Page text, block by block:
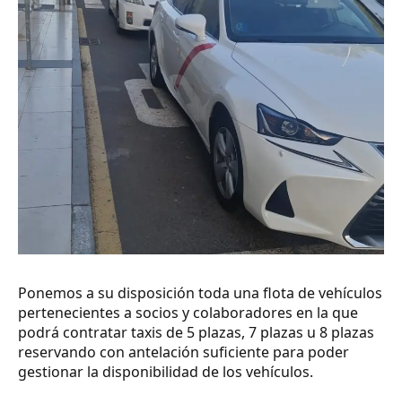
Ponemos a su disposición toda una flota de vehículos
pertenecientes a socios y colaboradores en la que
podrá contratar taxis de 5 plazas, 7 plazas u 8 plazas
reservando con antelación suficiente para poder
gestionar la disponibilidad de los vehículos.